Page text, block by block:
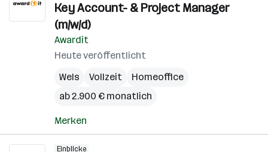
Key Account- & Project Manager
(m/w/d)
Awardit
Heute veröffentlicht
Wels
Vollzeit
Homeoffice
ab 2.900 € monatlich
Merken
Einblicke